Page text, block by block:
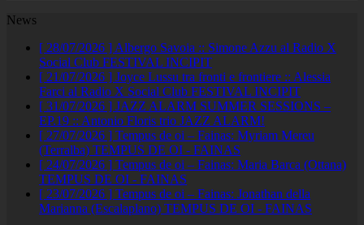
News
[ 28/07/2026 ] Albergo Savoia :: Simone Azzu al Radio X
Social Club FESTIVAL INCIPIT
[ 21/07/2026 ] Joyce Lussu tra fronti e frontiere :: Alessia
Farci al Radio X Social Club FESTIVAL INCIPIT
[ 31/07/2026 ] JAZZ ALARM SUMMER SESSIONS –
EP.19 :: Antonio Floris trio JAZZ ALARM!
[ 27/07/2026 ] Tempus de oi – Fainas: Myriam Mereu
(Terralba) TEMPUS DE OI - FAINAS
[ 24/07/2026 ] Tempus de oi – Fainas: Maria Barca (Ottana)
TEMPUS DE OI - FAINAS
[ 23/07/2026 ] Tempus de oi – Fainas: Jonathan della
Marianna (Escalaplano) TEMPUS DE OI - FAINAS